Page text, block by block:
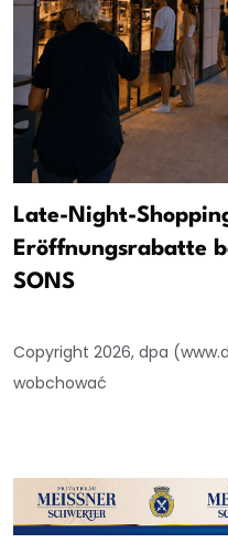
Late-Night-
Eröffnungsrabatte
SONS
Copyright 2026, dpa
wobchować